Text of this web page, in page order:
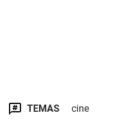
TEMAS cine